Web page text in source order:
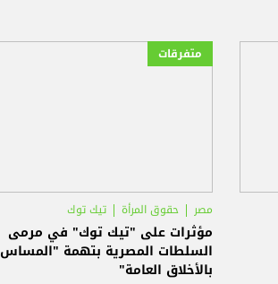
متفرقات
مصر حقوق المرأة تيك توك
مؤثرات على "تيك توك" في مرمى
السلطات المصرية بتهمة "المساس
بالأخلاق العامة"